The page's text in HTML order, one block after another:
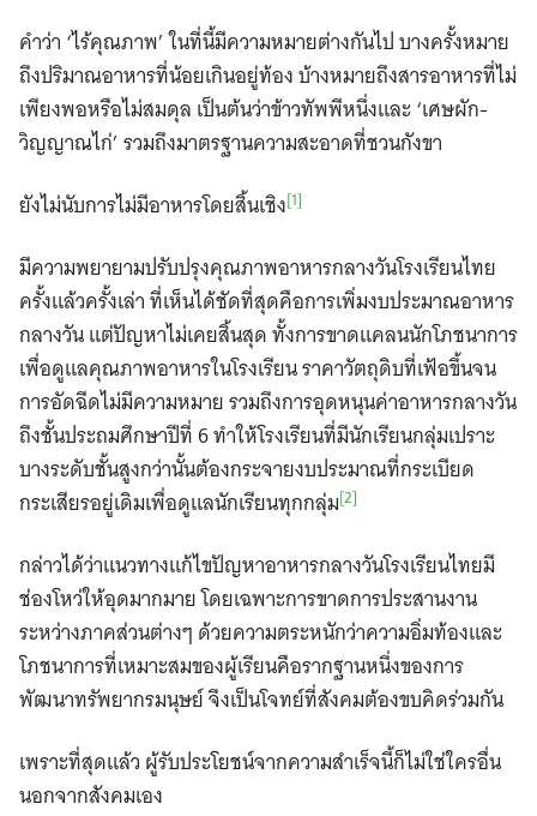
คำว่า ‘ไร้คุณภาพ’ ในที่นี้มีความหมายต่างกันไป บางครั้งหมาย
ถึงปริมาณอาหารที่น้อยเกินอยู่ท้อง บ้างหมายถึงสารอาหารที่ไม่
เพียงพอหรือไม่สมดุล เป็นต้นว่าข้าวทัพพีหนึ่งและ ‘เศษผัก-
วิญญาณไก่’ รวมถึงมาตรฐานความสะอาดที่ชวนกังขา
ยังไม่นับการไม่มีอาหารโดยสิ้นเชิง[1]
มีความพยายามปรับปรุงคุณภาพอาหารกลางวันโรงเรียนไทย
ครั้งแล้วครั้งเล่า ที่เห็นได้ชัดที่สุดคือการเพิ่มงบประมาณอาหาร
กลางวัน แต่ปัญหาไม่เคยสิ้นสุด ทั้งการขาดแคลนนักโภชนาการ
เพื่อดูแลคุณภาพอาหารในโรงเรียน ราคาวัตถุดิบที่เฟ้อขึ้นจน
การอัดฉีดไม่มีความหมาย รวมถึงการอุดหนุนค่าอาหารกลางวัน
ถึงชั้นประถมศึกษาปีที่ 6 ทำให้โรงเรียนที่มีนักเรียนกลุ่มเปราะ
บางระดับชั้นสูงกว่านั้นต้องกระจายงบประมาณที่กระเบียด
กระเสียรอยู่เดิมเพื่อดูแลนักเรียนทุกกลุ่ม[2]
กล่าวได้ว่าแนวทางแก้ไขปัญหาอาหารกลางวันโรงเรียนไทยมี
ช่องโหว่ให้อุดมากมาย โดยเฉพาะการขาดการประสานงาน
ระหว่างภาคส่วนต่างๆ ด้วยความตระหนักว่าความอิ่มท้องและ
โภชนาการที่เหมาะสมของผู้เรียนคือรากฐานหนึ่งของการ
พัฒนาทรัพยากรมนุษย์ จึงเป็นโจทย์ที่สังคมต้องขบคิดร่วมกัน
เพราะที่สุดแล้ว ผู้รับประโยชน์จากความสำเร็จนี้ก็ไม่ใช่ใครอื่น
นอกจากสังคมเอง